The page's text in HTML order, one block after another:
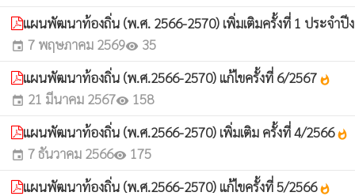
แผนพัฒนาท้องถิ่น (พ.ศ. 2566-2570) เพิ่มเติมครั้งที่ 1 ประจำ
event 7 พฤษภาคม 2569visibility 35
แผนพัฒนาท้องถิ่น (พ.ศ.2566-2570) แก้ไขครั้งที่ 6/2567 whatshot
event 21 มีนาคม 2567visibility 158
แผนพัฒนาท้องถิ่น (พ.ศ.2566-2570) เพิ่มเติม ครั้งที่ 4/2566whatshot
event 7 ธันวาคม 2566visibility 175
แผนพัฒนาท้องถิ่น (พ.ศ.2566-2570) แก้ไขครั้งที่ 5/2566whatshot